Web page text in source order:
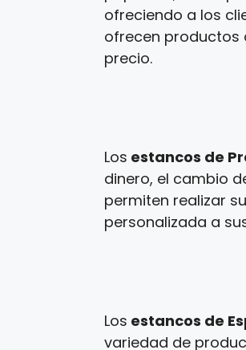
ofreciendo a los
ofrecen productos
precio.
Los estancos de
dinero, el cambio
permiten realizar
personalizada a
Los estancos de
variedad de